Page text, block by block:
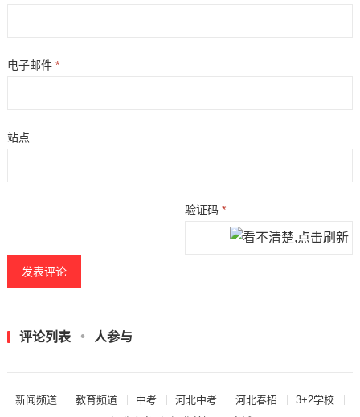
电子邮件 *
站点
验证码*
评论列表 人参与
新闻频道 教育频道 中考 河北中考 河北春招
3+2学校